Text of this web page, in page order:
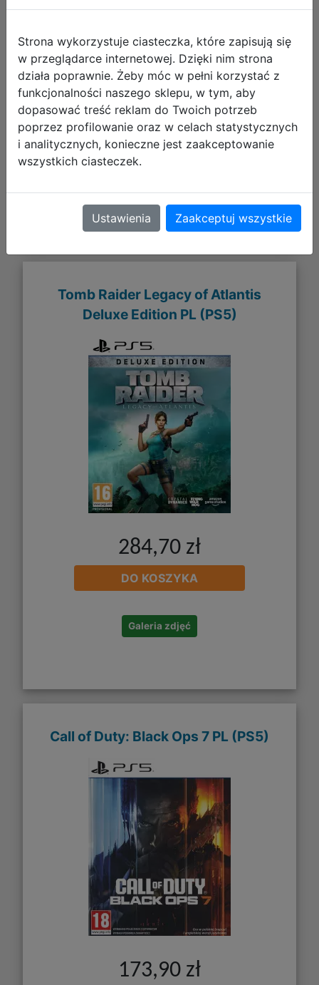
349,90 zł
DO KOSZYKA
Tomb Raider Legacy of Atlantis
Deluxe Edition PL (PS5)
284,70 zł
DO KOSZYKA
Galeria zdjęć
Call of Duty: Black Ops 7 PL (PS5)
173,90 zł
Strona wykorzystuje ciasteczka, które zapisują się
w przeglądarce internetowej. Dzięki nim strona
działa poprawnie. Żeby móc w pełni korzystać z
funkcjonalności naszego sklepu, w tym, aby
dopasować treść reklam do Twoich potrzeb
poprzez profilowanie oraz w celach statystycznych
i analitycznych, konieczne jest zaakceptowanie
wszystkich ciasteczek.
Ustawienia Zaakceptuj wszystkie